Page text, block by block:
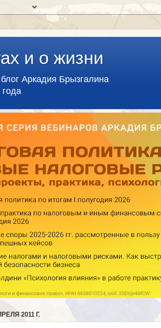
и о жизни
Аркадия Брызгалина
года
2011 Г.